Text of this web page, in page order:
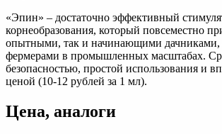
«Эпин» – достаточно эффективный
корнеобразования, который повсеместно
опытными, так и начинающими дачниками,
фермерами в промышленных масштабах.
безопасностью, простой использования и
ценой (10-12 рублей за 1 мл).
Цена, аналоги